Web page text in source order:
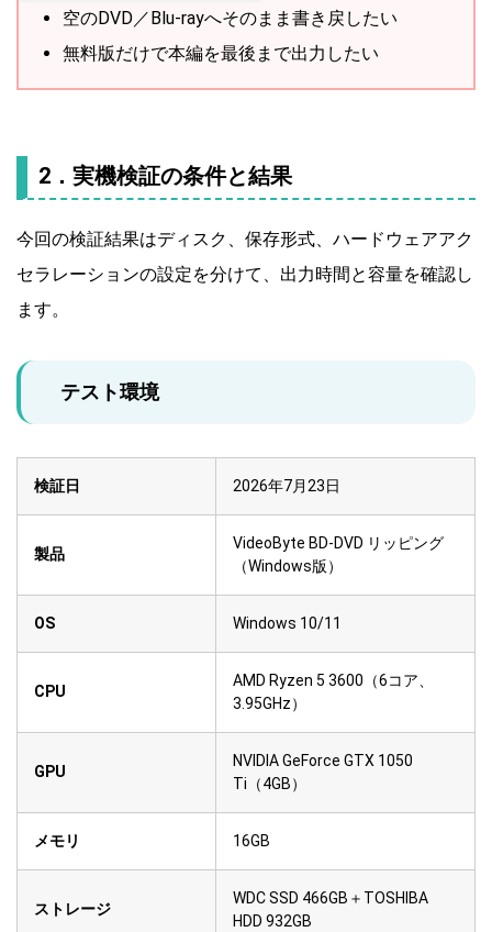
空のDVD／Blu-rayへそのまま書き戻したい
無料版だけで本編を最後まで出力したい
2．実機検証の条件と結果
今回の検証結果はディスク、保存形式、ハードウェアアク
セラレーションの設定を分けて、出力時間と容量を確認し
ます。
テスト環境
検証日 2026年7月23日
製品
VideoByte BD-DVD リッピング
（Windows版）
OS Windows 10/11
CPU
AMD Ryzen 5 3600（6コア、
3.95GHz）
GPU
NVIDIA GeForce GTX 1050
Ti（4GB）
メモリ 16GB
ストレージ
WDC SSD 466GB＋TOSHIBA
HDD 932GB